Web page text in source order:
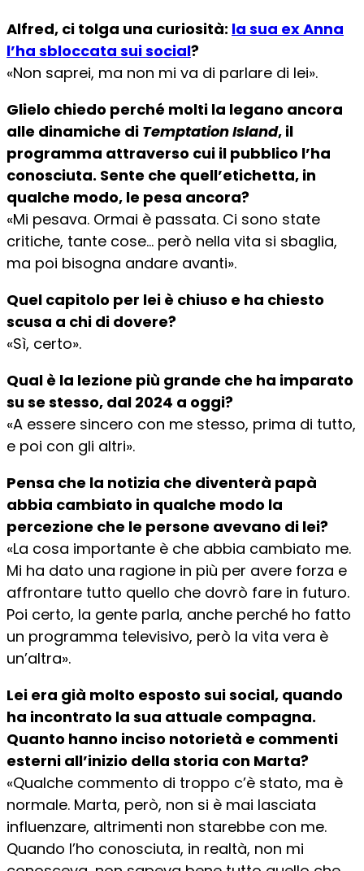
Alfred, ci tolga una curiosità: la sua ex Anna
l’ha sbloccata sui social?
«Non saprei, ma non mi va di parlare di lei».
Glielo chiedo perché molti la legano ancora
alle dinamiche di Temptation Island, il
programma attraverso cui il pubblico l’ha
conosciuta. Sente che quell’etichetta, in
qualche modo, le pesa ancora?
«Mi pesava. Ormai è passata. Ci sono state
critiche, tante cose… però nella vita si sbaglia,
ma poi bisogna andare avanti».
Quel capitolo per lei è chiuso e ha chiesto
scusa a chi di dovere?
«Sì, certo».
Qual è la lezione più grande che ha imparato
su se stesso, dal 2024 a oggi?
«A essere sincero con me stesso, prima di tutto,
e poi con gli altri».
Pensa che la notizia che diventerà papà
abbia cambiato in qualche modo la
percezione che le persone avevano di lei?
«La cosa importante è che abbia cambiato me.
Mi ha dato una ragione in più per avere forza e
affrontare tutto quello che dovrò fare in futuro.
Poi certo, la gente parla, anche perché ho fatto
un programma televisivo, però la vita vera è
un’altra».
Lei era già molto esposto sui social, quando
ha incontrato la sua attuale compagna.
Quanto hanno inciso notorietà e commenti
esterni all’inizio della storia con Marta?
«Qualche commento di troppo c’è stato, ma è
normale. Marta, però, non si è mai lasciata
influenzare, altrimenti non starebbe con me.
Quando l’ho conosciuta, in realtà, non mi